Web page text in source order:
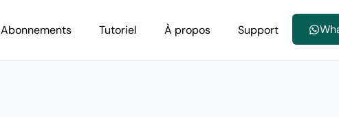
Abonnements Tutoriel À propos Support